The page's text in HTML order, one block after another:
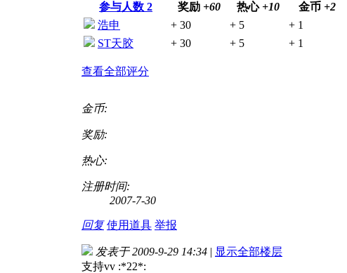
参与人数 2 奖励 +60 热心 +10 金币 +2
浩申
+ 30 + 5 + 1
ST天胶
+ 30 + 5 + 1
查看全部评分
金币:
奖励:
热心:
注册时间:
2007-7-30
回复 使用道具 举报
发表于 2009-9-29 14:34 | 显示全部楼层
支持vv :*22*: